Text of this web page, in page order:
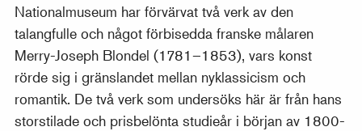
Nationalmuseum har förvärvat två verk av den
talangfulle och något förbisedda franske målaren
Merry-Joseph Blondel (1781–1853), vars konst
rörde sig i gränslandet mellan nyklassicism och
romantik. De två verk som undersöks här är från hans
storstilade och prisbelönta studieår i början av 1800-